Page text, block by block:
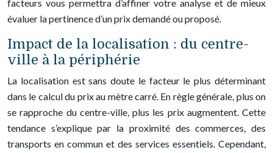
facteurs vous permettra d’affiner votre analyse et de mieux
évaluer la pertinence d’un prix demandé ou proposé.
Impact de la localisation : du centre-
ville à la périphérie
La localisation est sans doute le facteur le plus déterminant
dans le calcul du prix au mètre carré. En règle générale, plus on
se rapproche du centre-ville, plus les prix augmentent. Cette
tendance s’explique par la proximité des commerces, des
transports en commun et des services essentiels. Cependant,